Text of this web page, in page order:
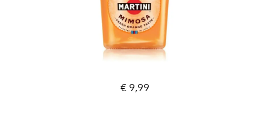
€ 9,99